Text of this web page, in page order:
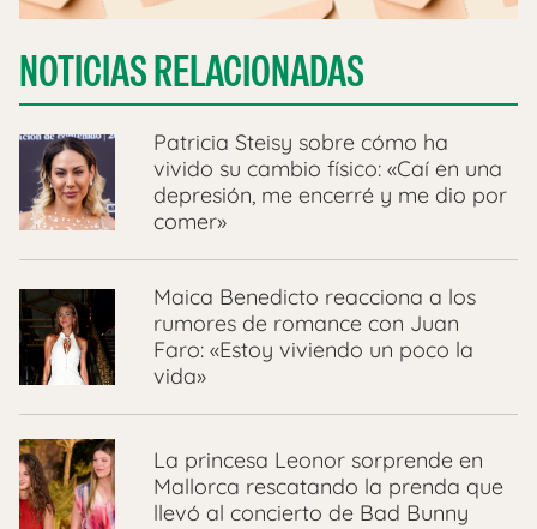
NOTICIAS RELACIONADAS
Patricia Steisy sobre cómo ha
vivido su cambio físico: «Caí en una
depresión, me encerré y me dio por
comer»
Maica Benedicto reacciona a los
rumores de romance con Juan
Faro: «Estoy viviendo un poco la
vida»
La princesa Leonor sorprende en
Mallorca rescatando la prenda que
llevó al concierto de Bad Bunny